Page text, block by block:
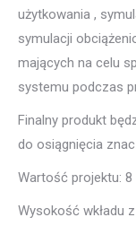
użytkowania ,
symulacji
mających na celu
systemu podczas
Finalny produkt
do osiągnięcia
Wartość projektu: 8
Wysokość wkładu